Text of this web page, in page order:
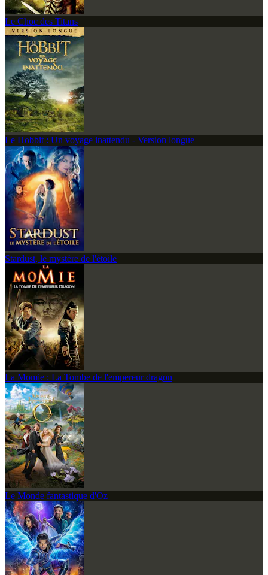
Le Choc des Titans
Le Hobbit : Un voyage inattendu - Version longue
Stardust, le mystère de l'étoile
La Momie : La Tombe de l'empereur dragon
Le Monde fantastique d'Oz